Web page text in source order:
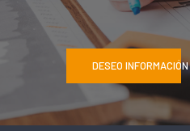
DESEO